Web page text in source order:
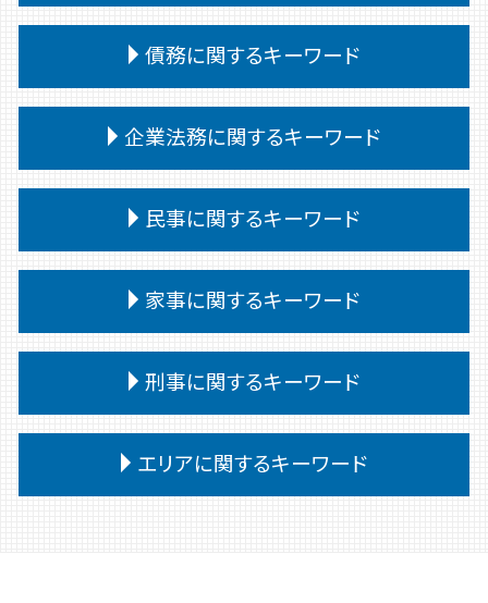
相続放棄 手続き
相続 争い
相続人 連絡取れない
相続 会ったこともない
相続 遺言
相続 遺留分 兄弟
相続 遺言書 書き方
相続放棄手続き 生前
相続 あとから借金
相続 受け取り方
相続 受け取らない
相続放棄 デメリット
相続 遺言 遺留分
交通事故 後遺障害認定 期間
交通事故 過失割合 10対0
交通事故 通院 慰謝料
交通事故慰謝料 弁護士
交通事故 訴訟
交通事故 訴えられた
交通事故 代車費用 過失割合
交通事故 過失割合 納得いかない
交通事故 慰謝料 通院 6ヶ月
交通事故 強い 弁護士
交通事故 被害者 慰謝料
交通事故 相手 無保険
交通事故 慰謝料 通院日数
交通事故 むちうち 慰謝料
離婚 種類
離婚 裁判 流れ
離婚 教育費
離婚 口約束 効力
親権 決め方
離婚裁判 期間
離婚 慰謝料 浮気
離婚 子供
離婚 子なし
離婚 子供 苗字
離婚 決めること
離婚 養育費 公正証書
債務に関するキーワード
債務整理 デメリット
債務 義務
債務整理
任意整理
債務 任意整理とは
任意整理 個人再生 違い
小規模個人再生 債務 額
任意整理 弁護士
企業法務に関するキーワード
パワーハラスメント 定義
紛争対応
予防法務 弁護士
弁護士 企業法務 メリット
企業法務 役割 弁護士
企業法務
企業法務 法律事務所
契約書 リーガルチェック
民事に関するキーワード
民事 訴えられたら
民事 犯罪
民事 訴え方
民事訴訟 流れ
民事 トラブル 相談
民事 刑事 違い
家事に関するキーワード
裁判所 家事事件 手続
非訟事件 家事事件
家事事件 流れ
刑事に関するキーワード
刑事事件 問題点
刑事事件 罪 種類
エリアに関するキーワード